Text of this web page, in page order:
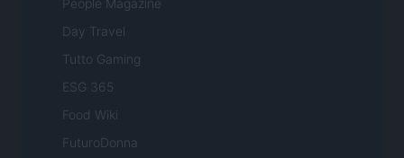
Day Travel
Tutto Gaming
ESG 365
Food Wiki
FuturoDonna